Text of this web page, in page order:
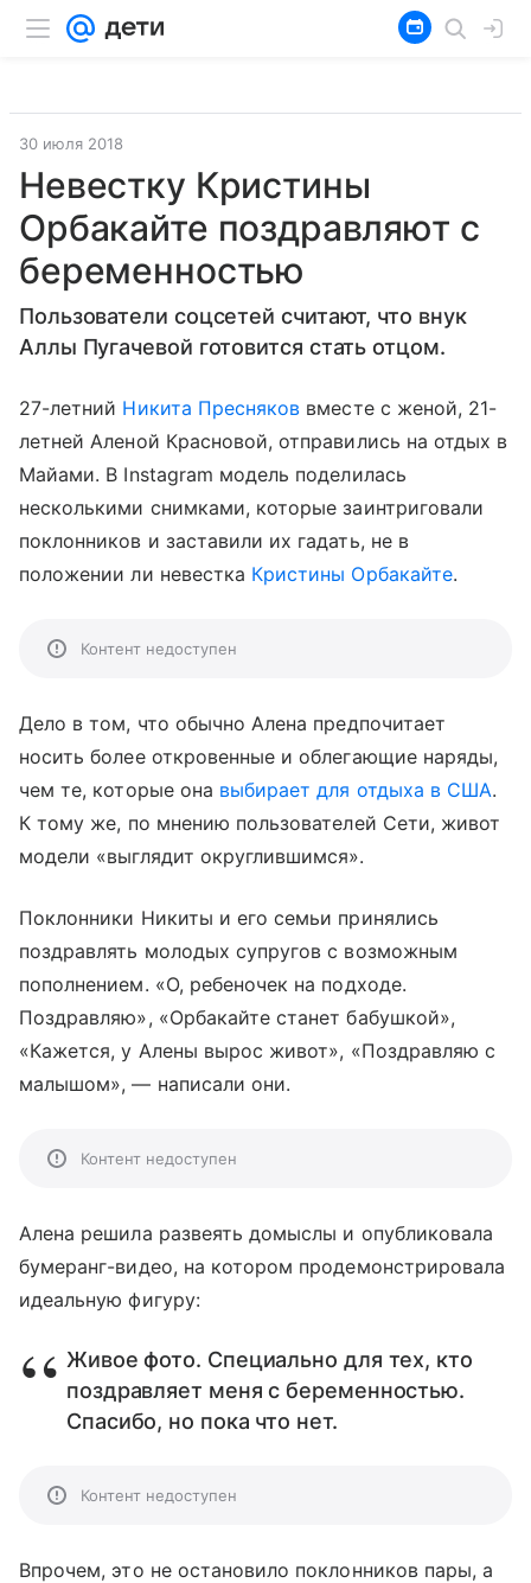
30 июля 2018
Невестку Кристины
Орбакайте поздравляют с
беременностью
Пользователи соцсетей считают, что внук
Аллы Пугачевой готовится стать отцом.
27-летний Никита Пресняков вместе с женой, 21-
летней Аленой Красновой, отправились на отдых в
Майами. В Instagram модель поделилась
несколькими снимками, которые заинтриговали
поклонников и заставили их гадать, не в
положении ли невестка Кристины Орбакайте.
Контент недоступен
Дело в том, что обычно Алена предпочитает
носить более откровенные и облегающие наряды,
чем те, которые она выбирает для отдыха в США.
К тому же, по мнению пользователей Сети, живот
модели «выглядит округлившимся».
Поклонники Никиты и его семьи принялись
поздравлять молодых супругов с возможным
пополнением. «О, ребеночек на подходе.
Поздравляю», «Орбакайте станет бабушкой»,
«Кажется, у Алены вырос живот», «Поздравляю с
малышом», — написали они.
Контент недоступен
Алена решила развеять домыслы и опубликовала
бумеранг-видео, на котором продемонстрировала
идеальную фигуру:
Живое фото. Специально для тех, кто
поздравляет меня с беременностью.
Спасибо, но пока что нет.
Контент недоступен
Впрочем, это не остановило поклонников пары, а